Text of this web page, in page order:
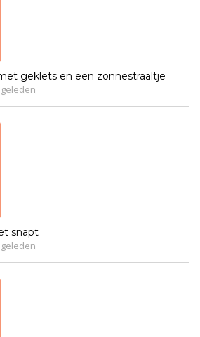
geklets en een zonnestraaltje
snapt